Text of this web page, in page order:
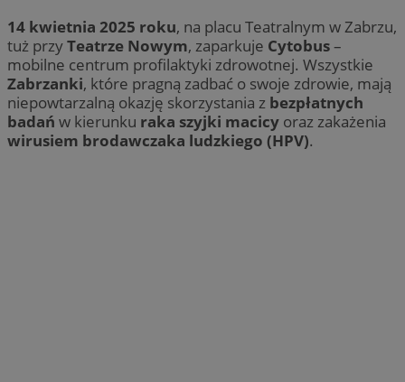
14 kwietnia 2025 roku, na placu Teatralnym w Zabrzu,
tuż przyTeatrze Nowym, zaparkuje Cytobus–
mobilne centrum profilaktyki zdrowotnej. Wszystkie
Zabrzanki, które pragną zadbać o swoje zdrowie, mają
niepowtarzalną okazję skorzystania z bezpłatnych
badań w kierunku raka szyjki macicy oraz zakażenia
wirusiem brodawczaka ludzkiego (HPV).